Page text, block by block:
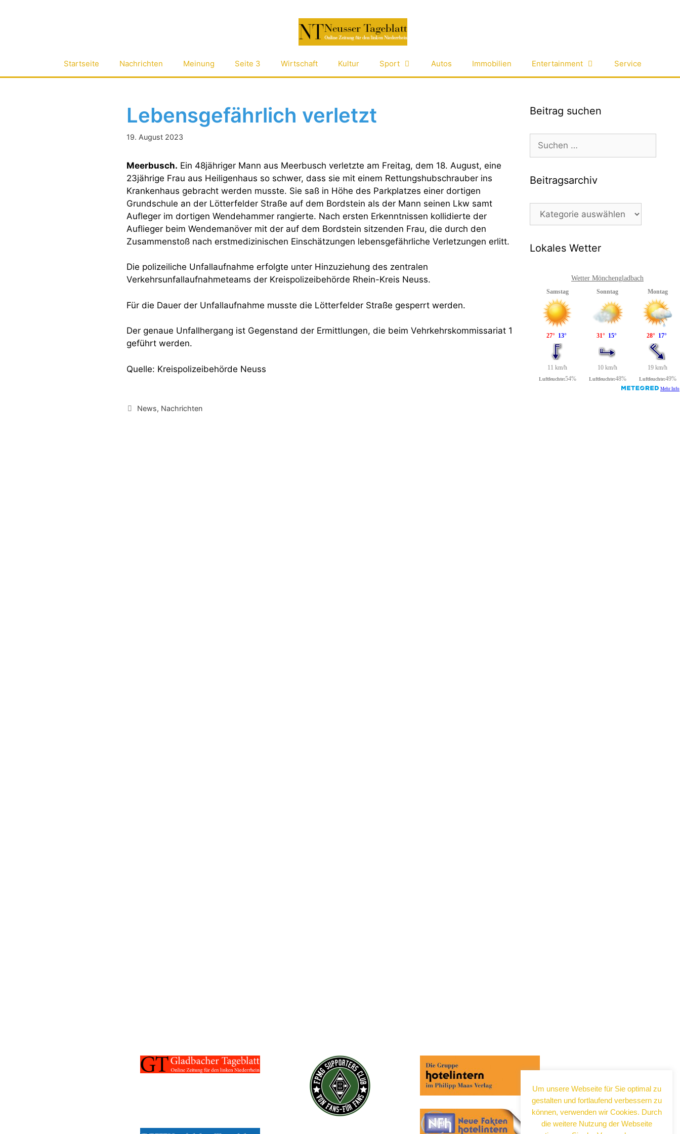
Startseite Nachrichten Meinung Seite 3 Wirtschaft Kultur Sport Autos Immobilien Entertainment Service
Lebensgefährlich verletzt
19. August 2023
Meerbusch. Ein 48jähriger Mann aus Meerbusch verletzte am Freitag, dem 18. August, eine
23jährige Frau aus Heiligenhaus so schwer, dass sie mit einem Rettungshubschrauber ins
Krankenhaus gebracht werden musste. Sie saß in Höhe des Parkplatzes einer dortigen
Grundschule an der Lötterfelder Straße auf dem Bordstein als der Mann seinen Lkw samt
Aufleger im dortigen Wendehammer rangierte. Nach ersten Erkenntnissen kollidierte der
Auflieger beim Wendemanöver mit der auf dem Bordstein sitzenden Frau, die durch den
Zusammenstoß nach erstmedizinischen Einschätzungen lebensgefährliche Verletzungen erlitt.
Die polizeiliche Unfallaufnahme erfolgte unter Hinzuziehung des zentralen
Verkehrsunfallaufnahmeteams der Kreispolizeibehörde Rhein-Kreis Neuss.
Für die Dauer der Unfallaufnahme musste die Lötterfelder Straße gesperrt werden.
Der genaue Unfallhergang ist Gegenstand der Ermittlungen, die beim Vehrkehrskommissariat 1
geführt werden.
Quelle: Kreispolizeibehörde Neuss
Kategorien
News, Nachrichten
Beitrag suchen
Suchen
nach:
Beitragsarchiv
Beitragsarchiv
Lokales Wetter
Wetter Mönchengladbach
Um unsere Webseite für Sie optimal zu
gestalten und fortlaufend verbessern zu
können, verwenden wir Cookies. Durch
die weitere Nutzung der Webseite